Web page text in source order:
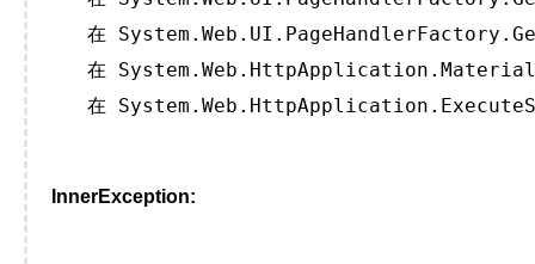
在
在
在
InnerException: